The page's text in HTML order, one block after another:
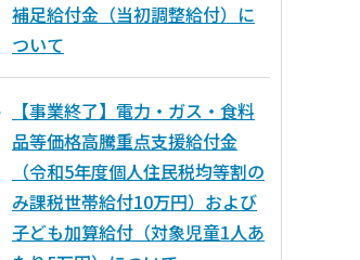
補足給付金（当初調整給付）に
ついて
【事業終了】電力・ガス・食料
品等価格高騰重点支援給付金
（令和5年度個人住民税均等割の
み課税世帯給付10万円）および
子ども加算給付（対象児童1人あ